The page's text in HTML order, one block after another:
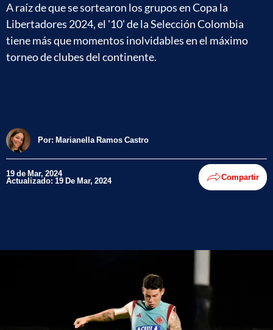
A raíz de que se sortearon los grupos en Copa la
Libertadores 2024, el '10' de la Selección Colombia
tiene más que momentos inolvidables en el máximo
torneo de clubes del continente.
Por: Marianella Ramos Castro
19 de Mar, 2024
Actualizado: 19 De Mar, 2024 Compartir